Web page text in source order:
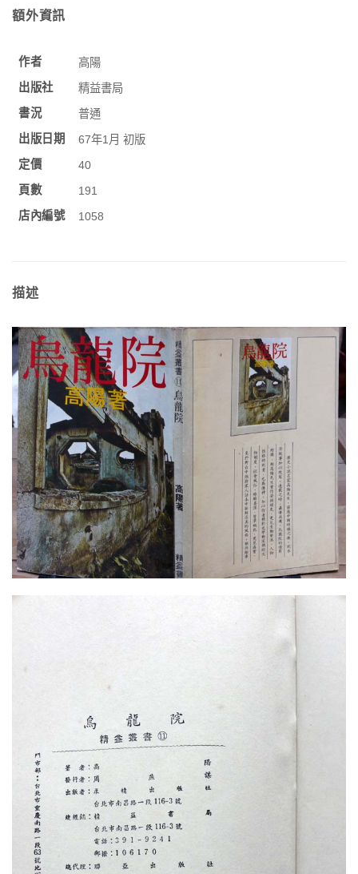
額外資訊
作者
高陽
出版社
精益書局
書況
普通
出版日期
67年1月 初版
定價
40
頁數
191
店內編號
1058
描述